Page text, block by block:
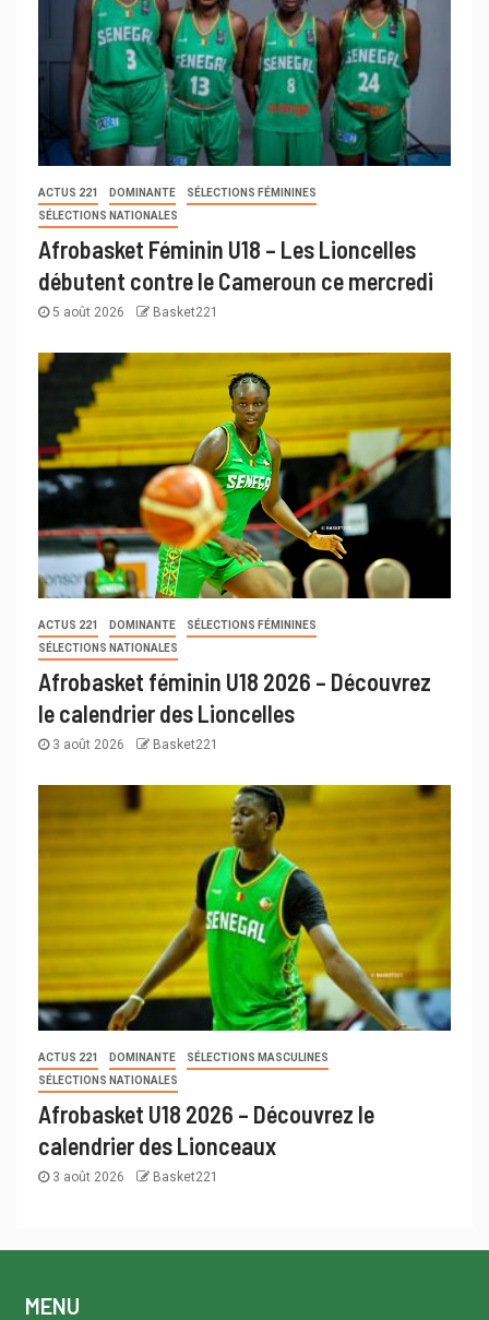
ACTUS 221 DOMINANTE
SÉLECTIONS FÉMININES
SÉLECTIONS NATIONALES
Afrobasket Féminin U18 – Les Lioncelles
débutent contre le Cameroun ce mercredi
5 août 2026 Basket221
ACTUS 221 DOMINANTE
SÉLECTIONS FÉMININES
SÉLECTIONS NATIONALES
Afrobasket féminin U18 2026 – Découvrez
le calendrier des Lioncelles
3 août 2026 Basket221
ACTUS 221 DOMINANTE
SÉLECTIONS MASCULINES
SÉLECTIONS NATIONALES
Afrobasket U18 2026 – Découvrez le
calendrier des Lionceaux
3 août 2026 Basket221
MENU